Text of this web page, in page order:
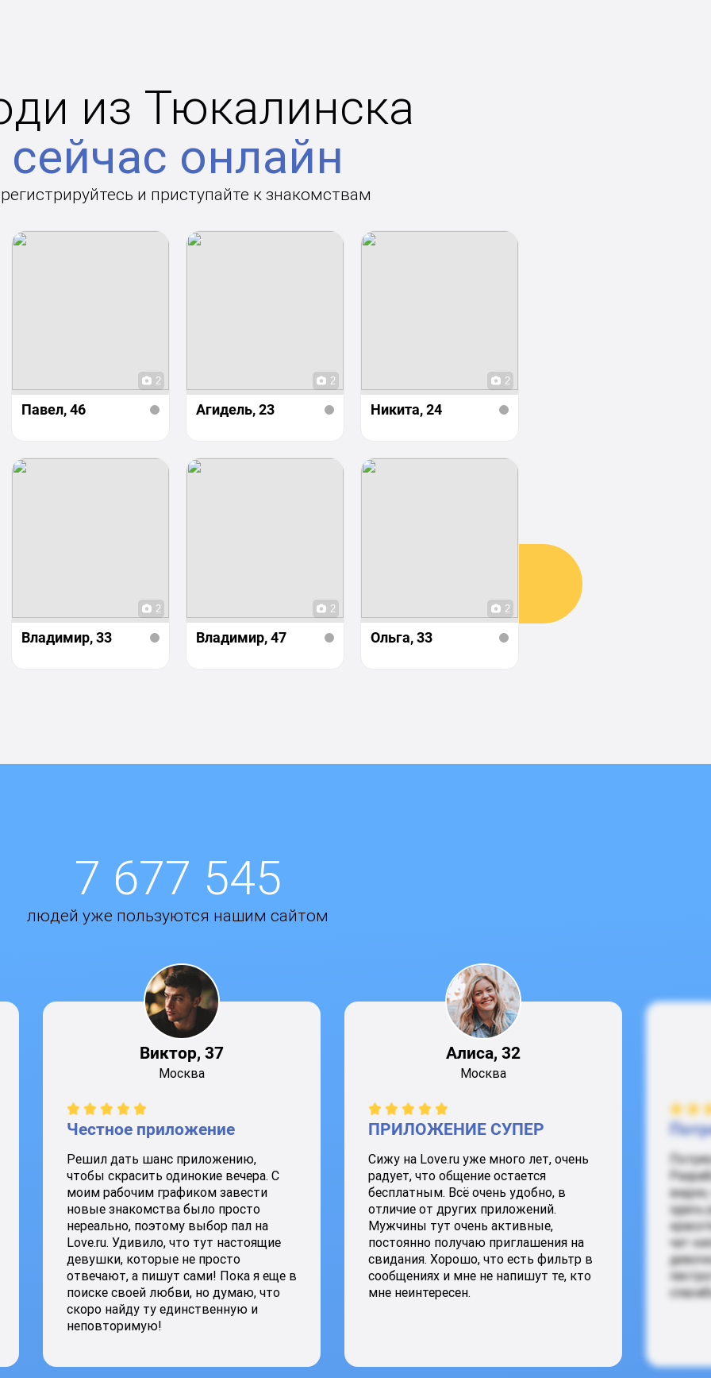
из Тюкалинска
сейчас онлайн
и приступайте к знакомствам
2
Павел, 46
2
Агидель, 23
2
Никита, 24
2
Владимир, 33
2
Владимир, 47
2
Ольга, 33
7 677 545
людей уже пользуются нашим сайтом
Виктор, 37
Москва
Честное приложение
Решил дать шанс приложению,
чтобы скрасить одинокие вечера. С
моим рабочим графиком завести
новые знакомства было просто
нереально, поэтому выбор пал на
Love.ru. Удивило, что тут настоящие
девушки, которые не просто
отвечают, а пишут сами! Пока я еще в
поиске своей любви, но думаю, что
скоро найду ту единственную и
неповторимую!
Алиса, 32
Москва
ПРИЛОЖЕНИЕ СУПЕР
Сижу на Love.ru уже много лет, очень
радует, что общение остается
бесплатным. Всё очень удобно, в
отличие от других приложений.
Мужчины тут очень активные,
постоянно получаю приглашения на
свидания. Хорошо, что есть фильтр в
сообщениях и мне не напишут те, кто
мне неинтересен.
здесь
чат